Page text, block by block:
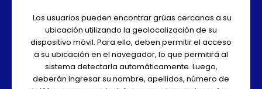
Los usuarios pueden encontrar grúas cercanas a su
ubicación utilizando la geolocalización de su
dispositivo móvil. Para ello, deben permitir el acceso
a su ubicación en el navegador, lo que permitirá al
sistema detectarla automáticamente. Luego,
deberán ingresar su nombre, apellidos, número de